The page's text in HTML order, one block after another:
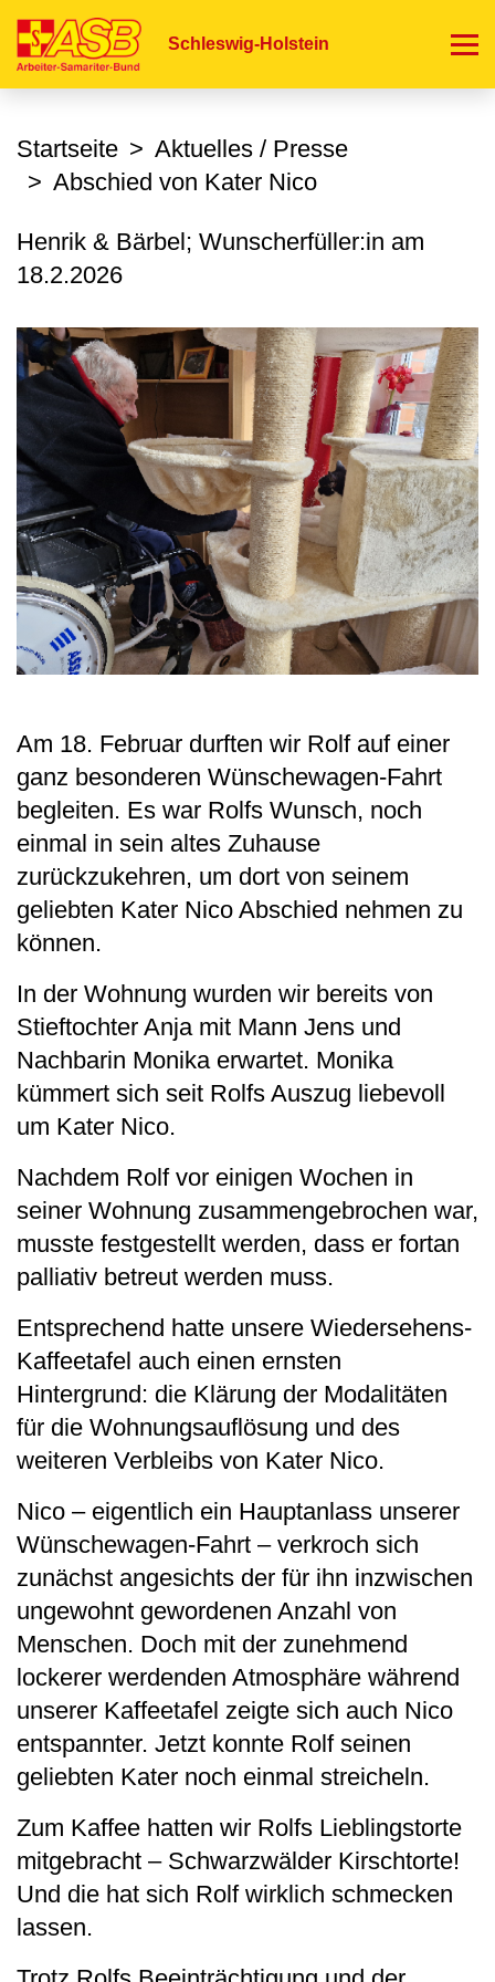
zum
Schleswig-Holstein
Startseite
Aktuelles / Presse
Abschied von Kater Nico
Henrik & Bärbel; Wunscherfüller:in am
18.2.2026
Am 18. Februar durften wir Rolf auf einer
ganz besonderen Wünschewagen-Fahrt
begleiten. Es war Rolfs Wunsch, noch
einmal in sein altes Zuhause
zurückzukehren, um dort von seinem
geliebten Kater Nico Abschied nehmen zu
können.
In der Wohnung wurden wir bereits von
Stieftochter Anja mit Mann Jens und
Nachbarin Monika erwartet. Monika
kümmert sich seit Rolfs Auszug liebevoll
um Kater Nico.
Nachdem Rolf vor einigen Wochen in
seiner Wohnung zusammengebrochen war,
musste festgestellt werden, dass er fortan
palliativ betreut werden muss.
Entsprechend hatte unsere Wiedersehens-
Kaffeetafel auch einen ernsten
Hintergrund: die Klärung der Modalitäten
für die Wohnungsauflösung und des
weiteren Verbleibs von Kater Nico.
Nico – eigentlich ein Hauptanlass unserer
Wünschewagen-Fahrt – verkroch sich
zunächst angesichts der für ihn inzwischen
ungewohnt gewordenen Anzahl von
Menschen. Doch mit der zunehmend
lockerer werdenden Atmosphäre während
unserer Kaffeetafel zeigte sich auch Nico
entspannter. Jetzt konnte Rolf seinen
geliebten Kater noch einmal streicheln.
Zum Kaffee hatten wir Rolfs Lieblingstorte
mitgebracht – Schwarzwälder Kirschtorte!
Und die hat sich Rolf wirklich schmecken
lassen.